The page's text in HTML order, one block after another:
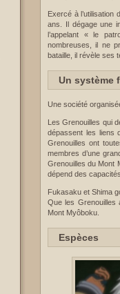
Exercé à
ans. Il dégage une
l’appelant « le
nombreuses, il ne
bataille, il révèle ses
Un système
Une société
Les Grenouilles qui
dépassent les liens
Grenouilles ont
membres d’une
Grenouilles du Mont
dépend des
Fukasaku et Shima
Que les Grenouilles
Mont Myôboku.
Espèces